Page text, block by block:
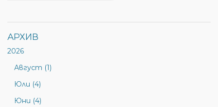
АРХИВ
2026
Август (1)
Юли (4)
Юни (4)